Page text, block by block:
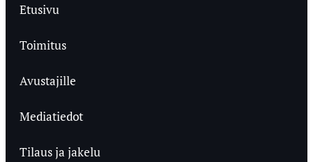
Etusivu
Toimitus
Avustajille
Mediatiedot
Tilaus ja jakelu